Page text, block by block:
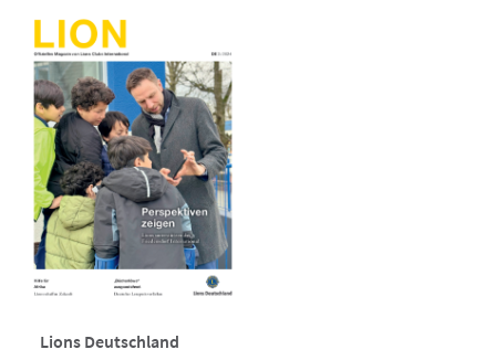
Lions Deutschland